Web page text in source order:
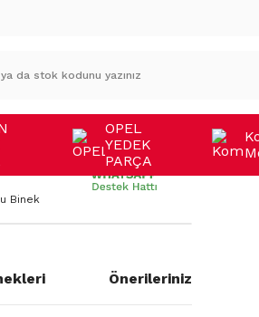
OPEL
YEDEK
PARÇA
Binek
Önerileriniz